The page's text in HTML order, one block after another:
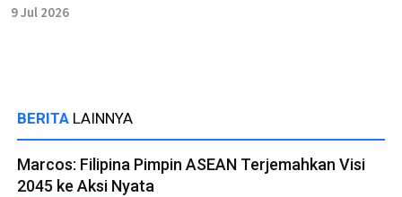
9 Jul 2026
BERITA LAINNYA
Marcos: Filipina Pimpin ASEAN Terjemahkan Visi
2045 ke Aksi Nyata